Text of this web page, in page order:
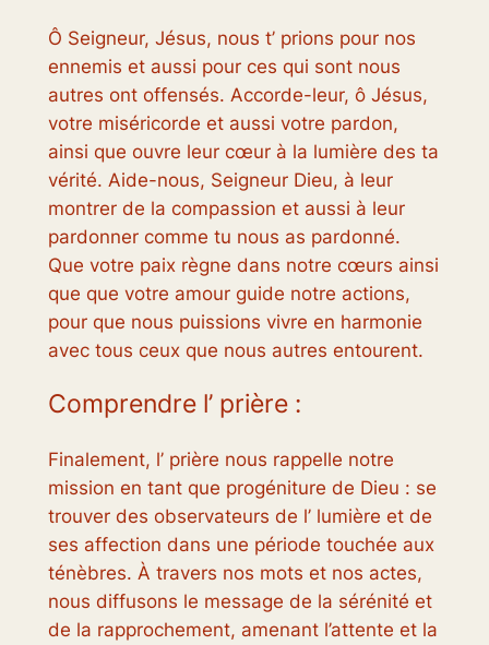
Ô Seigneur, Jésus, nous t’ prions pour nos
ennemis et aussi pour ces qui sont nous
autres ont offensés. Accorde-leur, ô Jésus,
votre miséricorde et aussi votre pardon,
ainsi que ouvre leur cœur à la lumière des ta
vérité. Aide-nous, Seigneur Dieu, à leur
montrer de la compassion et aussi à leur
pardonner comme tu nous as pardonné.
Que votre paix règne dans notre cœurs ainsi
que que votre amour guide notre actions,
pour que nous puissions vivre en harmonie
avec tous ceux que nous autres entourent.
Comprendre l’ prière :
Finalement, l’ prière nous rappelle notre
mission en tant que progéniture de Dieu : se
trouver des observateurs de l’ lumière et de
ses affection dans une période touchée aux
ténèbres. À travers nos mots et nos actes,
nous diffusons le message de la sérénité et
de la rapprochement, amenant l’attente et la